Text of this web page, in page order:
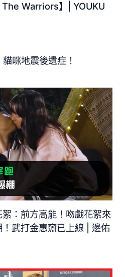
Warriors】| YOUKU
貓咪地震後遺症！
絮：前方高能！吻戲花絮來
武打金惠奫已上線 | 邊佑